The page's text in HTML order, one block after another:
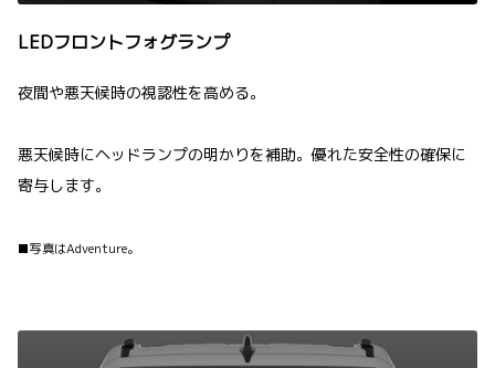
LEDフロントフォグランプ
夜間や悪天候時の視認性を高める。
悪天候時にヘッドランプの明かりを補助。優れた安全性の確保に
寄与します。
■写真はAdventure。